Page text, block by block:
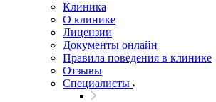
Клиника
О клинике
Лицензии
Документы онлайн
Правила поведения в клинике
Отзывы
Специалисты